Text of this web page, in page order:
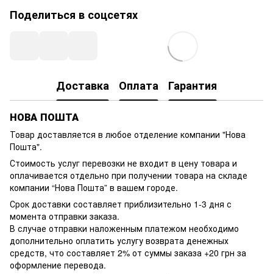
Поделиться в соцсетях
Доставка Оплата Гарантия
НОВА ПОШТА
Товар доставляется в любое отделение компании "Нова
Пошта".
Стоимость услуг перевозки не входит в цену товара и
оплачивается отдельно при получении товара на складе
компании “Нова Пошта” в вашем городе.
Срок доставки составляет приблизительно 1-3 дня с
момента отправки заказа.
В случае отправки наложенным платежом необходимо
дополнительно оплатить услугу возврата денежных
средств, что составляет 2% от суммы заказа +20 грн за
оформление перевода.